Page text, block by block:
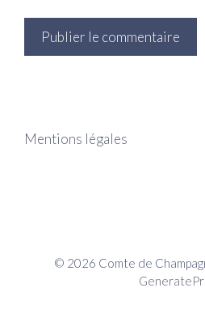
Mentions légales
© 2026 Comte de